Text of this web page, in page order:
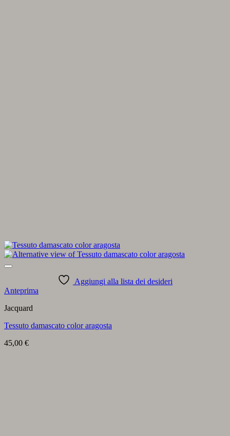
Aggiungi alla lista dei desideri
Anteprima
Jacquard
Tessuto damascato color aragosta
45,00 €